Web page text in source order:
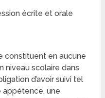
écrite et orale
constituent en aucune
niveau scolaire dans
d’avoir suivi tel
appétence, une